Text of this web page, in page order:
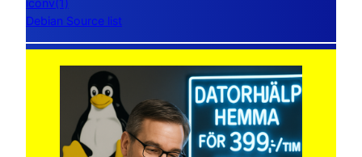
iconv(1)
Debian Source list